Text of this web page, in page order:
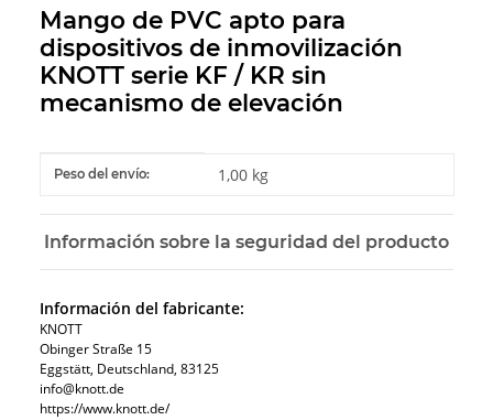
Mango de PVC apto para
dispositivos de inmovilización
KNOTT serie KF / KR sin
mecanismo de elevación
#productDetails.itemInformation#
#productDetails.itemValue#
Peso del envío: 1,00 kg
Información sobre la seguridad del producto
Información del fabricante:
KNOTT
Obinger Straße 15
Eggstätt, Deutschland, 83125
info@knott.de
https://www.knott.de/